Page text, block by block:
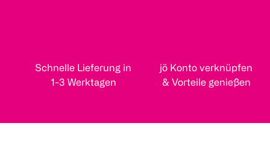
Schnelle Lieferung in
1-3 Werktagen
jö Konto verknüpfen
& Vorteile genießen